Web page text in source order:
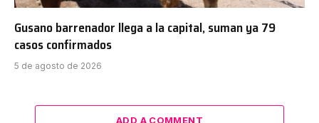
Gusano barrenador llega a la capital, suman ya 79
casos confirmados
5 de agosto de 2026
ADD A COMMENT